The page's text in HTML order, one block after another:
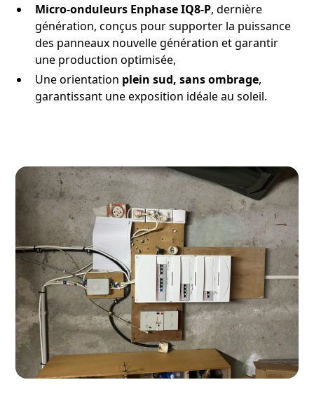
Micro-onduleurs Enphase IQ8-P, dernière
génération, conçus pour supporter la puissance
des panneaux nouvelle génération et garantir
une production optimisée,
Une orientation plein sud, sans ombrage,
garantissant une exposition idéale au soleil.